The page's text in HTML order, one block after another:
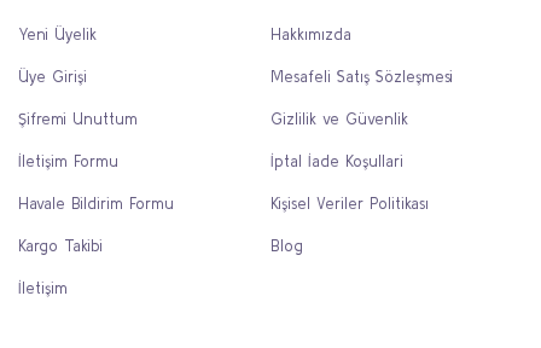
Yeni Üyelik
Üye Girişi
Şifremi Unuttum
İletişim Formu
Havale Bildirim Formu
Kargo Takibi
İletişim
Hakkımızda
Mesafeli Satış Sözleşmesi
Gizlilik ve Güvenlik
İptal İade Koşullari
Kişisel Veriler Politikası
Blog